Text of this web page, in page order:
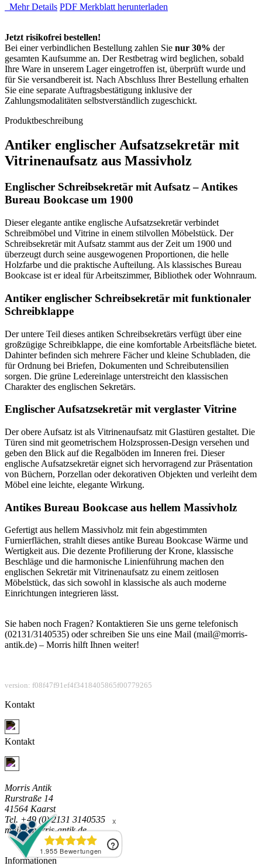
Mehr Details PDF Merkblatt herunterladen
Jetzt risikofrei bestellen!
Bei einer verbindlichen Bestellung zahlen Sie nur 30% der
gesamten Kaufsumme an. Der Restbetrag wird beglichen, sobald
Ihre Ware in unserem Lager eingetroffen ist, überprüft wurde und
für Sie versandbereit ist. Nach Abschluss Ihrer Bestellung erhalten
Sie eine separate Auftragsbestätigung inklusive der
Zahlungsmodalitäten selbstverständlich zugeschickt.
Produktbeschreibung
Antiker englischer Aufsatzsekretär mit
Vitrinenaufsatz aus Massivholz
Englischer Schreibsekretär mit Aufsatz – Antikes
Bureau Bookcase um 1900
Dieser elegante antike englische Aufsatzsekretär verbindet
Schreibmöbel und Vitrine in einem stilvollen Möbelstück. Der
Schreibsekretär mit Aufsatz stammt aus der Zeit um 1900 und
überzeugt durch seine ausgewogenen Proportionen, die helle
Holzfarbe und die praktische Aufteilung. Als klassisches Bureau
Bookcase ist er ideal für Arbeitszimmer, Bibliothek oder Wohnraum.
Antiker englischer Schreibsekretär mit funktionaler
Schreibklappe
Der untere Teil dieses antiken Schreibsekretärs verfügt über eine
großzügige Schreibklappe, die eine komfortable Arbeitsfläche bietet.
Dahinter befinden sich mehrere Fächer und kleine Schubladen, die
für Ordnung bei Briefen, Dokumenten und Schreibutensilien
sorgen. Die grüne Ledereinlage unterstreicht den klassischen
Charakter des englischen Sekretärs.
Englischer Aufsatzsekretär mit verglaster Vitrine
Der obere Aufsatz ist als Vitrinenaufsatz mit Glastüren gestaltet. Die
Türen sind mit geometrischem Holzsprossen-Design versehen und
geben den Blick auf die Regalböden im Inneren frei. Dieser
englische Aufsatzsekretär eignet sich hervorragend zur Präsentation
von Büchern, Porzellan oder dekorativen Objekten und verleiht dem
Möbel eine leichte, elegante Wirkung.
Antikes Bureau Bookcase aus hellem Massivholz
Gefertigt aus hellem Massivholz mit fein abgestimmten
Furnierflächen, strahlt dieses antike Bureau Bookcase Wärme und
Wertigkeit aus. Die dezente Profilierung der Krone, klassische
Beschläge und die harmonische Linienführung machen den
englischen Sekretär mit Vitrinenaufsatz zu einem zeitlosen
Möbelstück, das sich sowohl in klassische als auch moderne
Einrichtungen integrieren lässt.
Sie haben noch Fragen? Kontaktieren Sie uns gerne telefonisch
(02131/3140535) oder schreiben Sie uns eine Mail (mail@morris-
antik.de) – Morris hilft Ihnen weiter!
version: f08f47f91ef4f3418405865f00779265
Kontakt
Kontakt
Morris Antik
Rurstraße 14
41564 Kaarst
Tel. +49 (0) 2131 3140535
mail@morris-antik.de
Informationen